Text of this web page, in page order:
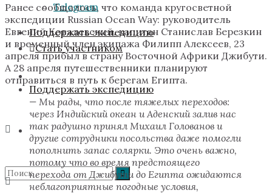
Поддержать экспедицию
Telegram
Стать участником
Поддержать экспедицию
Ранее сообщалось, что команда кругосветной
экспедиции Russian Ocean Way: руководитель
Евгений Ковалевский, капитан Станислав Березкин
и временный член экипажа Филипп Алексеев, 23
апреля прибыл в страну Восточной Африки Джибути.
А 28 апреля путешественники планируют
отправиться в путь к берегам Египта.
— Мы рады, что после тяжелых переходов:
через Индийский океан и Аденский залив нас
так радушно принял Михаил Голованов и
другие сотрудники посольства даже помогли
пополнить запас солярки. Это очень важно,
потому что во время предстоящего
перехода от Джибути до Египта ожидаются
неблагоприятные погодные условия,